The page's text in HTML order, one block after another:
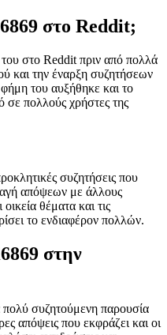
στο Reddit;
στο Reddit πριν από πολλά
και την έναρξη συζητήσεων
του αυξήθηκε και το
πολλούς χρήστες της
συζητήσεις που
απόψεων με άλλους
θέματα και τις
το ενδιαφέρον πολλών.
στην
συζητούμενη παρουσία
απόψεις που εκφράζει και οι